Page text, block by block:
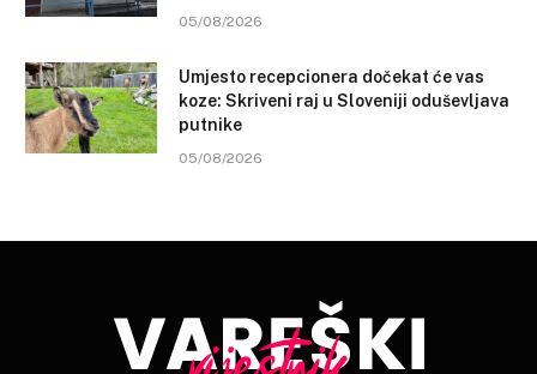
05/08/2026
Umjesto recepcionera dočekat će vas
koze: Skriveni raj u Sloveniji oduševljava
putnike
05/08/2026